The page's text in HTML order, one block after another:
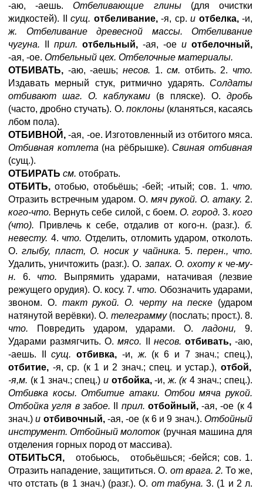
-аю, -аешь.Отбеливающие глины(для очистки
жидкостей). II сущ. отбеливание,-я, ср. и отбелка,-и,
ж. Отбеливание древесной массы. Отбеливание
чугуна.
прил. отбельный, -ая, -ое и отбелочный,
-ая, -ое. Отбельный цех. Отбелочные материалы.
ОТБИВАТЬ, -аю, -аешь; несов. 1.см. отбить. 2. что.
Издавать мерный стук, ритмично ударять. Солдаты
отбивают шаг. О. каблуками (в пляске). О. дробь
(часто, дробно стучать). О. поклоны(кланяться, касаясь
лбом пола).
ОТБИВНОЙ, -ая, -ое. Изготовленный из отбитого мяса.
Отбивная котлета (на рёбрышке). Свиная отбивная
(сущ.).
ОТБИРАТЬ см. отобрать.
ОТБИТЬ, отобью, отобьёшь; -бей; -итый; сов. 1. что.
Отразить встречным ударом. О. мяч рукой. О. атаку. 2.
кого-что. Вернуть себе силой, с боем.О. город. 3.кого
(что). Привлечь к себе, отдалив от кого-н. (разг.). б.
невесту. 4. что. Отделить, отломить ударом, отколоть.
О.глыбу, пласт, О. носик у чайника. 5. перен., что.
Удалить, уничтожить (разг.). О. запах. О. охоту к че-му-
н. 6. что. Выпрямить ударами, натачивая (лезвие
режущего орудия). О. косу. 7. что. Обозначить ударами,
звоном. О. такт рукой. О. черту на песке (ударом
натянутой верёвки). О. телеграмму(послать; прост.). 8.
что. Повредить ударом, ударами. О.ладони, 9.
Ударами размягчить. О.мясо. несов. отбивать,-аю,
-аешь. IIсущ.отбивка, -и, ж. (к 6 и 7 знач.; спец.),
отбитие, -я, ср. (к 1 и 2 знач.; спец. и устар.), отбой,
-я,м. (к 1 знач.; спец.) иотбойка,-и, ж. (к 4 знач.; спец.).
Отбивка косы. Отбитие атаки. Отбои мяча рукой.
Отбойка угля в забое.
прил. отбойный,-ая, -ое (к 4
знач.)и отбивочный,-ая, -ое (к 6 и 9 знач.).Отбойный
инструмент. Отбойный молоток (ручная машина для
отделения горных пород от массива).
ОТБИТЬСЯ, отобьюсь, отобьёшься; -бейся; сов. 1.
Отразить нападение, защититься. О. от врага. 2. То же,
что отстать (в 1 знач.) (разг.). О. от табуна. 3. (1 и 2 л.